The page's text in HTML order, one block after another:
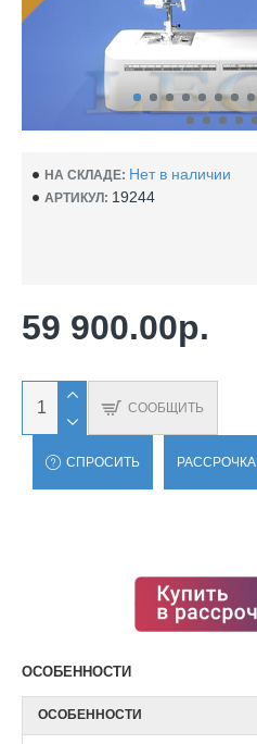
НА СКЛАДЕ: Нет в наличии
АРТИКУЛ: 19244
59 900.00р.
СООБЩИТЬ
СПРОСИТЬ РАССРОЧКА
ОСОБЕННОСТИ
ОСОБЕННОСТИ